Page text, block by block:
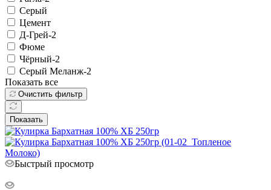
Серый
Цемент
Д-Грей-2
Фюме
Чёрный-2
Серый Меланж-2
Показать все
Очистить фильтр
Показать
Быстрый просмотр